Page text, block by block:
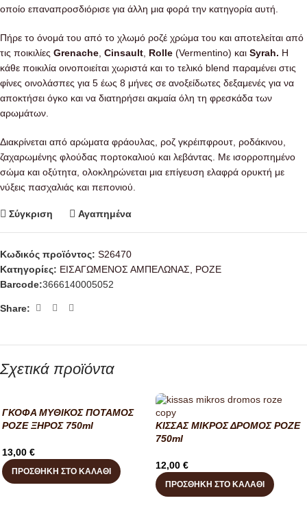
οποίο επαναπροσδιόρισε για άλλη μια φορά την κατηγορία αυτή.
Πήρε το όνομά του από το χλωμό ροζέ χρώμα του και αποτελείται από
τις ποικιλίες Grenache Cinsault Rolle (Vermentino) και Syrah. Η
κάθε ποικιλία οινοποιείται χωριστά και το τελικό blend παραμένει στις
φίνες οινολάσπες για 5 έως 8 μήνες σε ανοξείδωτες δεξαμενές για να
αποκτήσει όγκο και να διατηρήσει ακμαία όλη τη φρεσκάδα των
αρωμάτων.
Διακρίνεται από αρώματα φράουλας, ροζ γκρέιπφρουτ, ροδάκινου,
ζαχαρωμένης φλούδας πορτοκαλιού και λεβάντας. Με ισορροπημένο
σώμα και οξύτητα, ολοκληρώνεται μια επίγευση ελαφρά ορυκτή με
νύξεις πασχαλιάς και πεπονιού.
Σύγκριση Αγαπημένα
Κωδικός προϊόντος: S26470
Κατηγορίες: ΕΙΣΑΓΩΜΕΝΟΣ ΑΜΠΕΛΩΝΑΣ
ΡΟΖΕ
Barcode:3666140005052
Share:
Σχετικά προϊόντα
ΓΚΟΦΑ ΜΥΘΙΚΟΣ ΠΟΤΑΜΟΣ
ΡΟΖΕ ΞΗΡΟΣ 750ml
13,00 €
ΠΡΟΣΘΉΚΗ ΣΤΟ ΚΑΛΆΘΙ
ΚΙΣΣΑΣ ΜΙΚΡΟΣ ΔΡΟΜΟΣ ΡΟΖΕ
750ml
12,00 €
ΠΡΟΣΘΉΚΗ ΣΤΟ ΚΑΛΆΘΙ